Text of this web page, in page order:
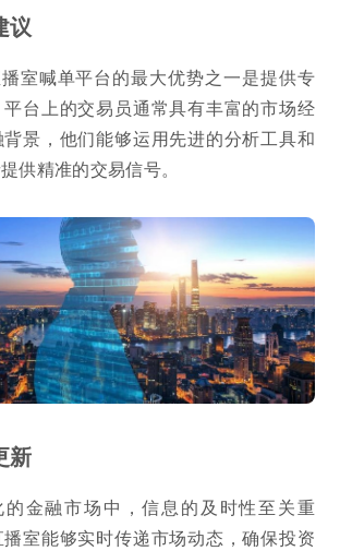
议
室喊单平台的最大优势之一是提供专
台上的交易员通常具有丰富的市场经
景，他们能够运用先进的分析工具和
供精准的交易信号。
新
金融市场中，信息的及时性至关重
室能够实时传递市场动态，确保投资